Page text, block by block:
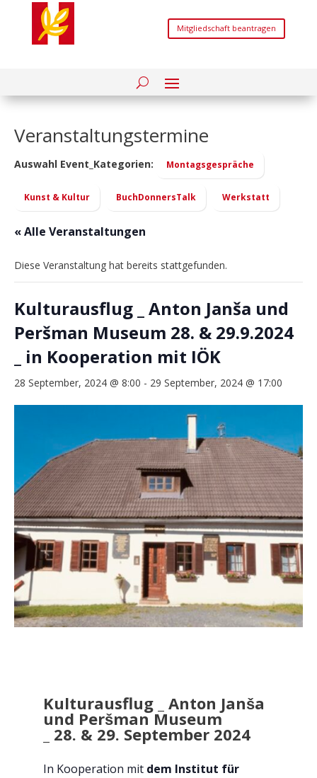
Mitgliedschaft beantragen
Veranstaltungstermine
Auswahl Event_Kategorien: Montagsgespräche
Kunst & Kultur BuchDonnersTalk Werkstatt
« Alle Veranstaltungen
Diese Veranstaltung hat bereits stattgefunden.
Kulturausflug _ Anton Janša und
Peršman Museum 28. & 29.9.2024
_ in Kooperation mit IÖK
28 September, 2024 @ 8:00 - 29 September, 2024 @ 17:00
Kulturausflug _ Anton Janša
und Peršman Museum
_ 28. & 29. September 2024
In Kooperation mit dem Institut für